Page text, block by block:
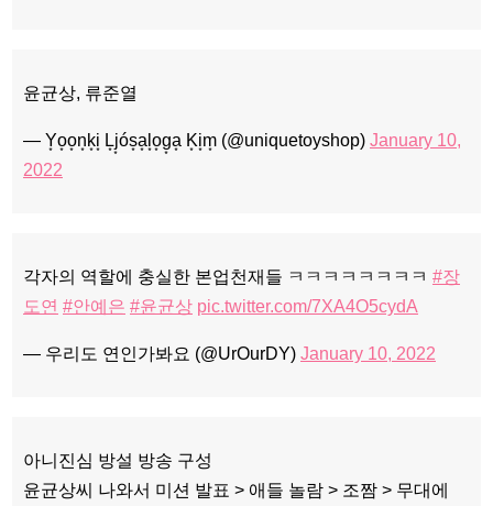
윤균상, 류준열
— Y͙o͙o͙n͙k͙i͙ L͙j͙ós͙a͙l͙o͙g͙a͙ K͙i͙m͙ (@uniquetoyshop) January 10,
2022
각자의 역할에 충실한 본업천재들 ㅋㅋㅋㅋㅋㅋㅋㅋ #장
도연 #안예은 #윤균상 pic.twitter.com/7XA4O5cydA
— 우리도 연인가봐요 (@UrOurDY) January 10, 2022
아니진심 방설 방송 구성
윤균상씨 나와서 미션 발표 > 애들 놀람 > 조짬 > 무대에